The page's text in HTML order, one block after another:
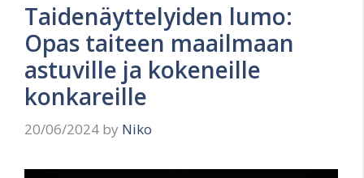
Taidenäyttelyiden lumo:
Opas taiteen maailmaan
astuville ja kokeneille
konkareille
20/06/2024 by Niko